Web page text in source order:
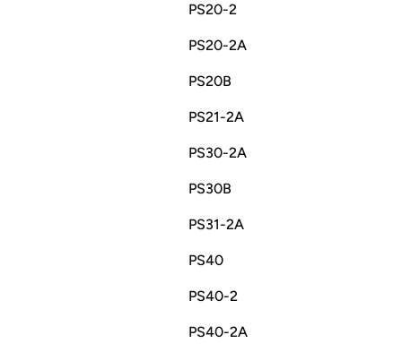
PS20-2
PS20-2A
PS20B
PS21-2A
PS30-2A
PS30B
PS31-2A
PS40
PS40-2
PS40-2A